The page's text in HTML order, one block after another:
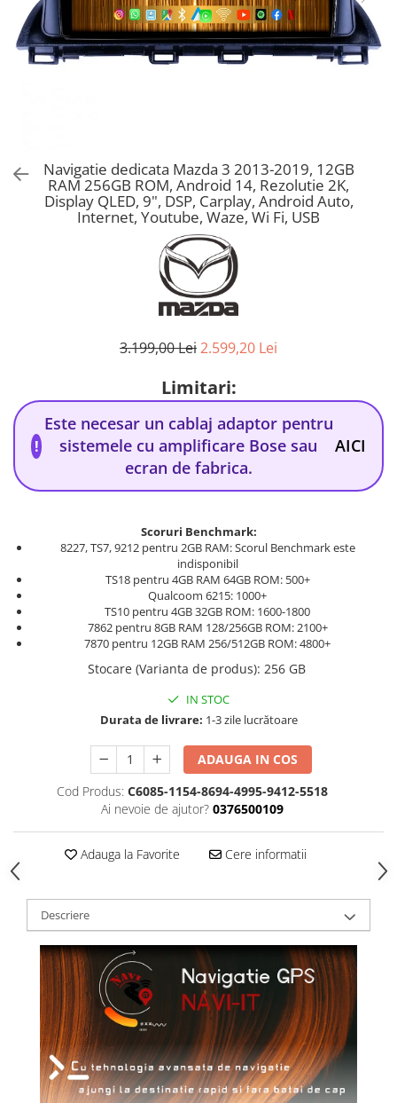
Navigatie dedicata Mazda 3 2013-2019, 12GB
RAM 256GB ROM, Android 14, Rezolutie 2K,
Display QLED, 9", DSP, Carplay, Android Auto,
Internet, Youtube, Waze, Wi Fi, USB
3.199,00 Lei2.599,20 Lei
Limitari:
!
Este necesar un cablaj adaptor pentru
sistemele cu amplificare Bose sau
ecran de fabrica.
AICI
Scoruri Benchmark:
8227, TS7, 9212 pentru 2GB RAM: Scorul Benchmark este
indisponibil
TS18 pentru 4GB RAM 64GB ROM: 500+
Qualcoom 6215: 1000+
TS10 pentru 4GB 32GB ROM: 1600-1800
7862 pentru 8GB RAM 128/256GB ROM: 2100+
7870 pentru 12GB RAM 256/512GB ROM: 4800+
Stocare (Varianta de produs): 256 GB
IN STOC
Durata de livrare: 1-3 zile lucrătoare
ADAUGA IN COS
Cod Produs: C6085-1154-8694-4995-9412-5518
Ai nevoie de ajutor? 0376500109
Adauga la Favorite Cere informatii
Descriere